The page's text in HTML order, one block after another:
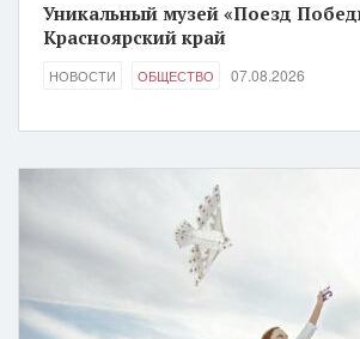
Уникальный музей «Поезд
Красноярский край
НОВОСТИ ОБЩЕСТВО 07.08.2026